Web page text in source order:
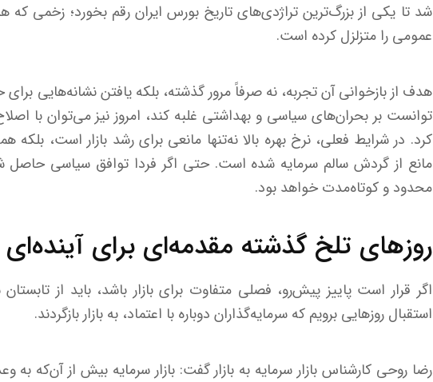
شد تا یکی از بزرگ‌ترین تراژدی‌های تاریخ بورس ایران رقم بخورد؛ زخمی که
عمومی را متزلزل کرده است.
هدف از بازخوانی آن تجربه، نه صرفاً مرور گذشته، بلکه یافتن نشانه‌هایی
توانست بر بحران‌های سیاسی و بهداشتی غلبه کند، امروز نیز می‌توان با
کرد. در شرایط فعلی، نرخ بهره بالا نه‌تنها مانعی برای رشد بازار است،
مانع از گردش سالم سرمایه شده است. حتی اگر فردا توافق سیاسی حاصل
محدود و کوتاه‌مدت خواهد بود.
روزهای تلخ گذشته مقدمه‌ای برای
اگر قرار است پاییز پیش‌رو، فصلی متفاوت برای بازار باشد، باید از
استقبال روزهایی برویم که سرمایه‌گذاران دوباره با اعتماد، به بازار بازگردند.
رضا روحی کارشناس بازار سرمایه به بازار گفت: بازار سرمایه بیش از آن‌که